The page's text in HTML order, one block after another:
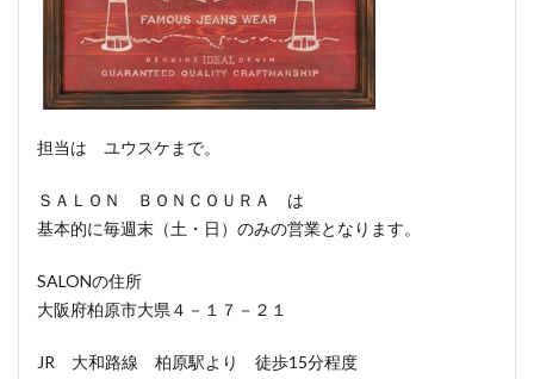
担当は ユウスケまで。
ＳＡＬＯＮ ＢＯＮＣＯＵＲＡ は
基本的に毎週末（土・日）のみの営業となります。
SALONの住所
大阪府柏原市大県４－１７－２１
JR 大和路線 柏原駅より 徒歩15分程度